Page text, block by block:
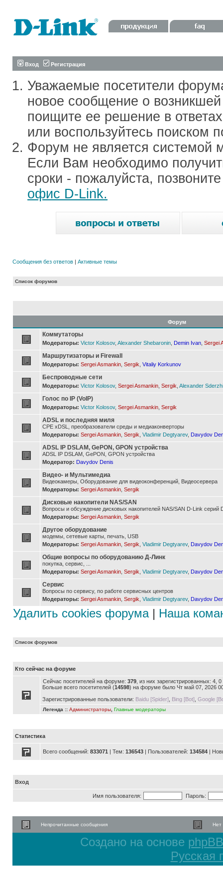
Вход Регистрация
Уважаемые посетители
новое сообщение о
поищите ее решение в
или воспользуйтесь поиском
Форум не является системой
Если Вам необходимо
сроки - пожалуйста,
офис D-Link.
Сообщения без ответов | Активные темы
Список форумов
Форум
Коммутаторы
Модераторы: Victor Kolosov, Alexander Shebaronin Demin Ivan Sergei
Маршрутизаторы и Firewall
Модераторы: Sergei Asmankin Sergik Vitaliy Korkunov
Беспроводные сети
Модераторы: Victor Kolosov, Sergei Asmankin Sergik Alexander
Голос по IP (VoIP)
Модераторы: Victor Kolosov, Sergei Asmankin Sergik
ADSL и последняя миля
CPE xDSL, преобразователи среды и медиаконверторы
Модераторы: Sergei Asmankin Sergik Vladimir Degtyarev, Davydov
ADSL IP DSLAM, GePON, GPON устройства
ADSL IP DSLAM, GePON, GPON устройства
Модератор: Davydov Denis
Видео- и Мультимедиа
Видеокамеры, Оборудование для видеоконференций, Видеосервера
Модераторы: Sergei Asmankin Sergik
Дисковые накопители NAS/SAN
Вопросы и обсуждение дисковых накопителей NAS/SAN D-Link серий
Модераторы: Sergei Asmankin Sergik
Другое оборудование
модемы, сетевые карты, печать, USB
Модераторы: Sergei Asmankin Sergik Vladimir Degtyarev, Davydov
Общие вопросы по оборудованию Д-Линк
покупка, сервис, ...
Модераторы: Sergei Asmankin Sergik Vladimir Degtyarev, Davydov
Сервис
Вопросы по сервису, по работе сервисных центров
Модераторы: Sergei Asmankin Sergik Vladimir Degtyarev, Davydov
Удалить cookies форума| Наша
Список форумов
Кто сейчас на форуме
Сейчас посетителей на форуме: 379 , из них зарегистрированных: 4,
Больше всего посетителей (14598) на форуме было Чт май 07, 2026
Зарегистрированные пользователи: Baidu [Spider] Bing [Bot] Google
Легенда :: Администраторы Главные модераторы
Статистика
Всего сообщений: 833071 | Тем: 136543 | Пользователей: 134584 |
Вход
Имя пользователя: Пароль:
Непрочитанные сообщения Нет
Создано на основе phpBB
Русская